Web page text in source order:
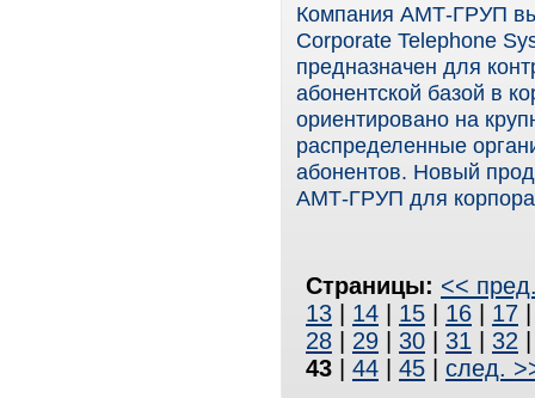
Компания АМТ-ГРУП
Corporate Telephone
предназначен для
абонентской базой в
ориентировано на
распределенные
абонентов. Новый
АМТ-ГРУП для
Страницы: <<
13
14 15 16 17
28
29 30 31 32
43
44 45 след.